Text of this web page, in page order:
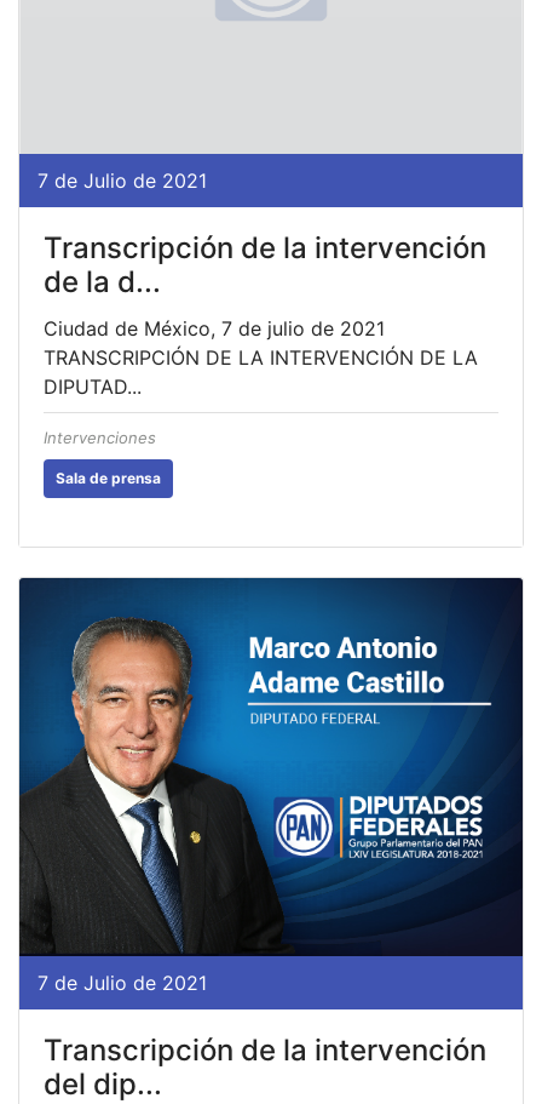
7 de Julio de 2021
Transcripción de la intervención
de la d...
Ciudad de México, 7 de julio de 2021
TRANSCRIPCIÓN DE LA INTERVENCIÓN DE LA
DIPUTAD...
Intervenciones
Sala de prensa
7 de Julio de 2021
Transcripción de la intervención
del dip...